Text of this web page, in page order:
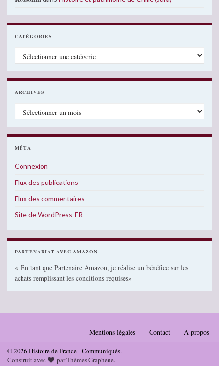
CATÉGORIES
Catégories
ARCHIVES
Archives
MÉTA
Connexion
Flux des publications
Flux des commentaires
Site de WordPress-FR
PARTENARIAT AVEC AMAZON
« En tant que Partenaire Amazon, je réalise un bénéfice sur les
achats remplissant les conditions requises»
Mentions légales Contact A propos
© 2026 Histoire de France - Communiqués.
Construit avec
parThèmes Graphene.